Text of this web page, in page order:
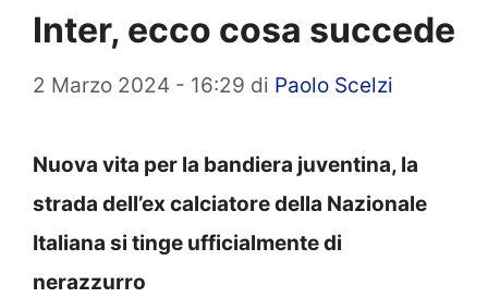
Inter, ecco cosa succede
2 Marzo 2024 - 16:29 di Paolo Scelzi
Nuova vita per la bandiera juventina, la
strada dell’ex calciatore della Nazionale
Italiana si tinge ufficialmente di
nerazzurro